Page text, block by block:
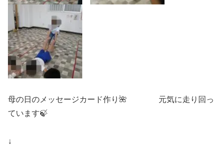
母の日のメッセージカード作り🌺 元気に走り回っ
ています🍃
↓